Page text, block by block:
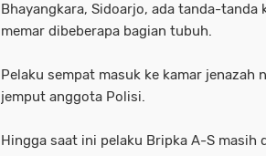
Bhayangkara, Sidoarjo, ada tanda-tanda
memar dibeberapa bagian tubuh.
Pelaku sempat masuk ke kamar jenazah
jemput anggota Polisi.
Hingga saat ini pelaku Bripka A-S